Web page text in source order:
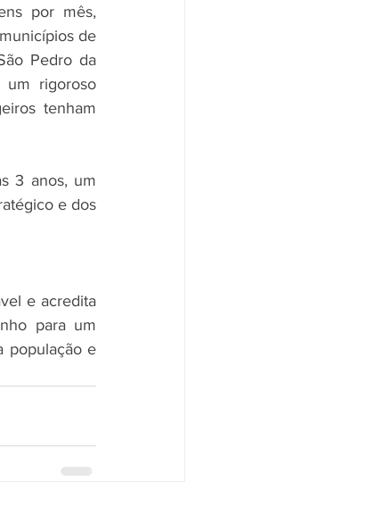
por mês,
de
Pedro da
um rigoroso
tenham
3 anos, um
e dos
e acredita
para um
população e